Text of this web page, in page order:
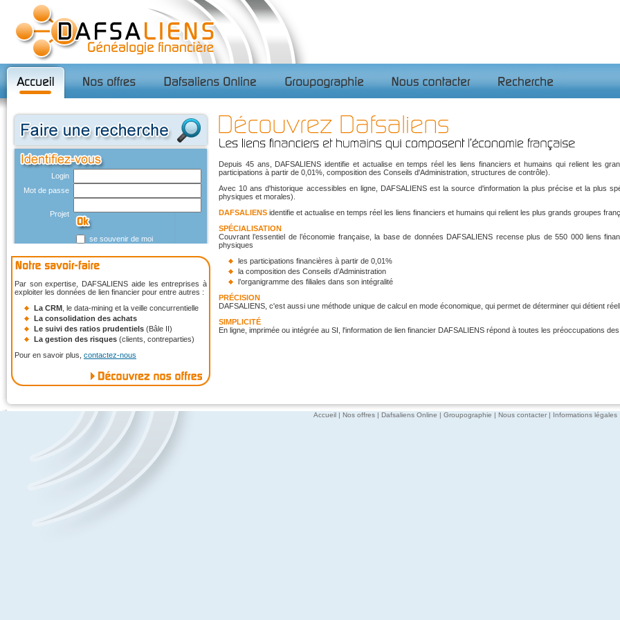
Login
Mot de passe
Projet
se souvenir de moi
Par son expertise, DAFSALIENS aide les entreprises à
exploiter les données de lien financier pour entre autres :
La CRM , le data-mining et la veille concurrentielle
La consolidation des achats
Le suivi des ratios prudentiels (Bâle II)
La gestion des risques (clients, contreparties)
Pour en savoir plus, contactez-nous
Depuis 45 ans, DAFSALIENS identifie et actualise en temps réel les liens financiers et humains qui relient les
participations à partir de 0,01%, composition des Conseils d'Administration, structures de contrôle).
Avec 10 ans d'historique accessibles en ligne, DAFSALIENS est la source d'information la plus précise et la plus
physiques et morales).
DAFSALIENS identifie et actualise en temps réel les liens financiers et humains qui relient les plus grands groupes
SPÉCIALISATION
Couvrant l’essentiel de l’économie française, la base de données DAFSALIENS recense plus de 550 000 liens
physiques
les participations financières à partir de 0,01%
la composition des Conseils d’Administration
l’organigramme des filiales dans son intégralité
PRÉCISION
DAFSALIENS, c'est aussi une méthode unique de calcul en mode économique, qui permet de déterminer qui détient
SIMPLICITÉ
En ligne, imprimée ou intégrée au SI, l'information de lien financier DAFSALIENS répond à toutes les préoccupations des
Accueil| Nos offres| Dafsaliens Online | Groupographie | Nous contacter| Informations légales